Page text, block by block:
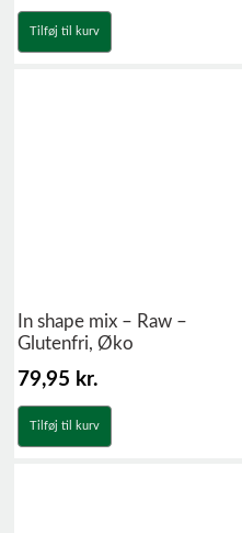
Tilføj til kurv
In shape mix – Raw –
Glutenfri, Øko
79,95 kr.
Tilføj til kurv